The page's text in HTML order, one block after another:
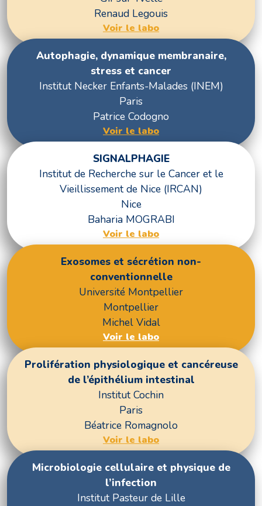
Renaud Legouis
Voir le labo
Autophagie, dynamique membranaire,
stress et cancer
Institut Necker Enfants-Malades (INEM)
Paris
Patrice Codogno
Voir le labo
SIGNALPHAGIE
Institut de Recherche sur le Cancer et le
Vieillissement de Nice (IRCAN)
Nice
Baharia MOGRABI
Voir le labo
Exosomes et sécrétion non-
conventionnelle
Université Montpellier
Montpellier
Michel Vidal
Voir le labo
Prolifération physiologique et cancéreuse
de l’épithélium intestinal
Institut Cochin
Paris
Béatrice Romagnolo
Voir le labo
Microbiologie cellulaire et physique de
l’infection
Institut Pasteur de Lille